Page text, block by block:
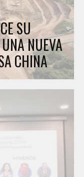
SU
NUEVA
CHINA